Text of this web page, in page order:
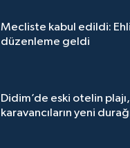
Mecliste kabul edildi:
düzenleme geldi
Didim’de eski otelin plajı,
karavancıların yeni